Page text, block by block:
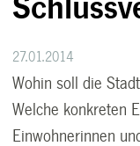
27.01.2014
Wohin soll die
Welche konkreten
Einwohnerinnen